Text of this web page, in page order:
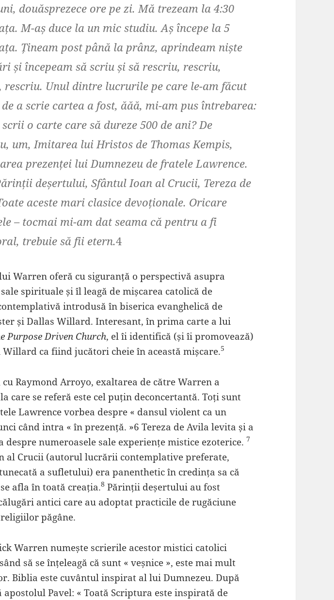
douăsprezece ore pe zi. Mă trezeam la 4:30
M-aș duce la un mic studiu. Aș începe la 5
Țineam post până la prânz, aprindeam niște
și începeam să scriu și să rescriu, rescriu,
rescriu. Unul dintre lucrurile pe care le-am făcut
a scrie cartea a fost, ăăă, mi-am pus întrebarea:
o carte care să dureze 500 de ani? De
um, Imitarea lui Hristos de Thomas Kempis,
prezenței lui Dumnezeu de fratele Lawrence.
deșertului, Sfântul Ioan al Crucii, Tereza de
aceste mari clasice devoționale. Oricare
– tocmai mi-am dat seama că pentru a fi
trebuie să fii etern.4
Warren oferă cu siguranță o perspectivă asupra
spirituale și îl leagă de mișcarea catolică de
introdusă în biserica evanghelică de
și Dallas Willard. Interesant, în prima carte a lui
Purpose Driven Church, el îi identifică (și îi promovează)
Willard ca fiind jucători cheie în această mișcare.5
Raymond Arroyo, exaltarea de către Warren a
care se referă este cel puțin deconcertantă. Toți sunt
Lawrence vorbea despre « dansul violent ca un
când intra « în prezență. »6 Tereza de Avila levita și a
despre numeroasele sale experiențe mistice ezoterice.7
al Crucii (autorul lucrării contemplative preferate,
a sufletului) era panenthetic în credința sa că
afla în toată creația.8 Părinții deșertului au fost
antici care au adoptat practicile de rugăciune
păgâne.
Warren numește scrierile acestor mistici catolici
să se înțeleagă că sunt « veșnice », este mai mult
Biblia este cuvântul inspirat al lui Dumnezeu. După
Pavel: « Toată Scriptura este inspirată de